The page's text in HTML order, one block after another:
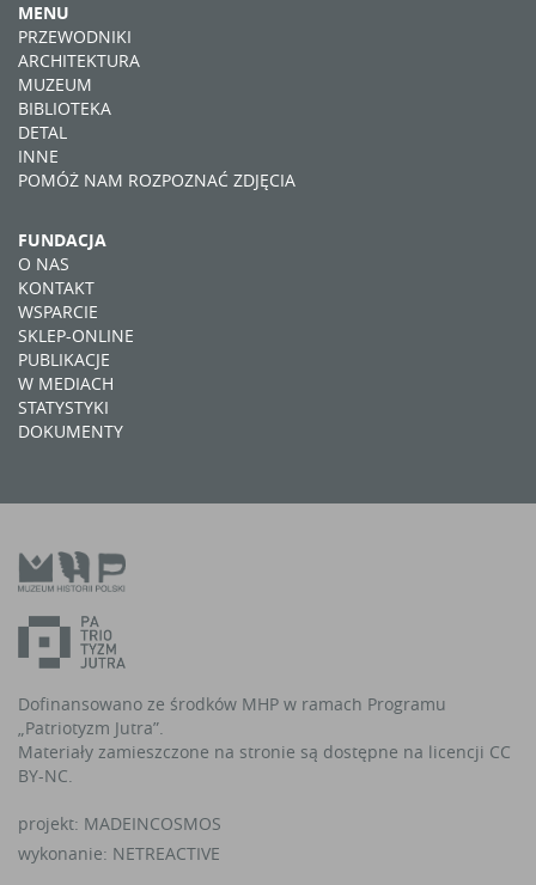
MENU
PRZEWODNIKI
ARCHITEKTURA
MUZEUM
BIBLIOTEKA
DETAL
INNE
POMÓŻ NAM ROZPOZNAĆ ZDJĘCIA
FUNDACJA
O NAS
KONTAKT
WSPARCIE
SKLEP-ONLINE
PUBLIKACJE
W MEDIACH
STATYSTYKI
DOKUMENTY
Dofinansowano ze środków MHP w ramach Programu
„Patriotyzm Jutra”.
Materiały zamieszczone na stronie są dostępne na licencji CC
BY-NC.
projekt: MADEINCOSMOS
wykonanie: NETREACTIVE